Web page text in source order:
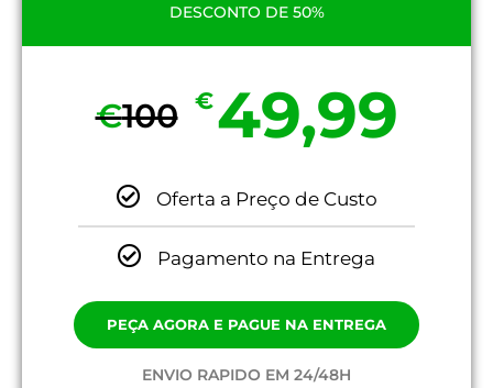
DESCONTO DE 50%
€100 €49,99
Oferta a Preço de Custo
Pagamento na Entrega
PEÇA AGORA E PAGUE NA ENTREGA
ENVIO RAPIDO EM 24/48H